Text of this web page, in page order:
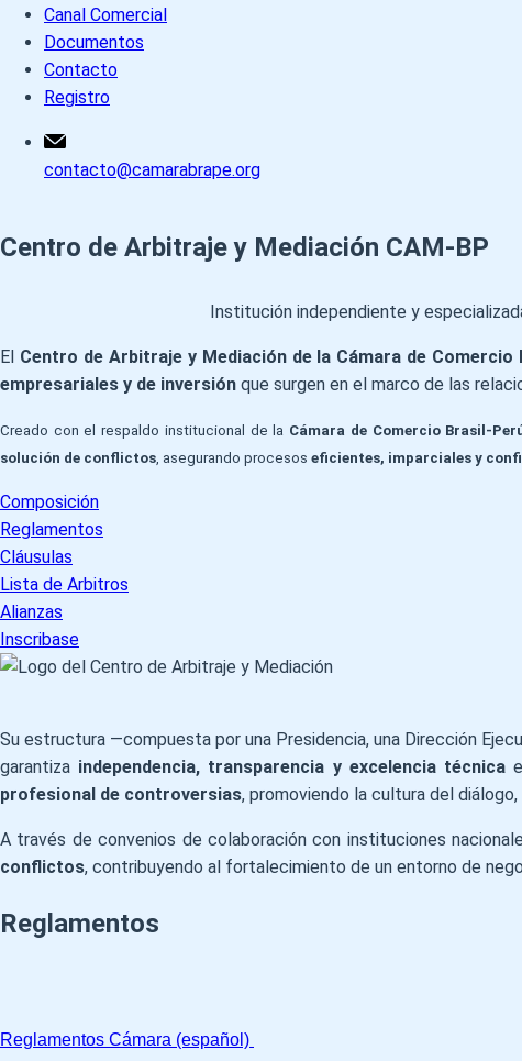
Canal Comercial
Documentos
Contacto
Registro
contacto@camarabrape.org
Centro de Arbitraje y Mediación CAM‑BP
Institución independiente y
El Centro de Arbitraje y Mediación de la Cámara de Comercio
empresariales y de inversión que surgen en el marco de las
Creado con el respaldo institucional de la Cámara de Comercio Brasil-
solución de conflictos , asegurando procesos eficientes, imparciales y
Composición
Reglamentos
Cláusulas
Lista de Arbitros
Alianzas
Inscribase
Su estructura —compuesta por una Presidencia, una Dirección
garantiza independencia, transparencia y excelencia técnica
profesional de controversias, promoviendo la cultura del
A través de convenios de colaboración con instituciones
conflictos, contribuyendo al fortalecimiento de un entorno de
Reglamentos
Reglamentos Cámara (español)